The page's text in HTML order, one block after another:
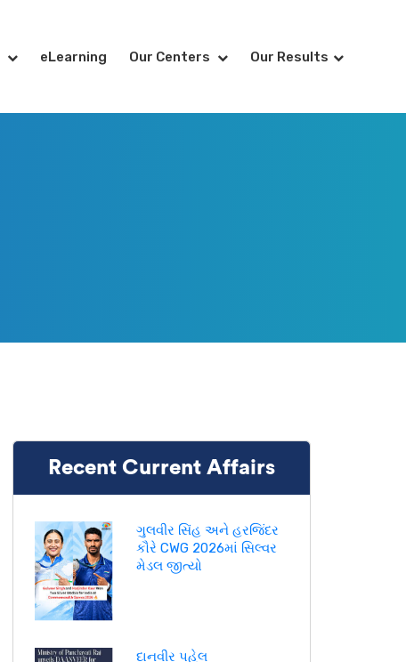
eLearning Our Centers Our Results
Recent Current Affairs
ગુલવીર સિંહ અને હરજિંદર
કૌરે CWG 2026માં સિલ્વર
મેડલ જીત્યો
દાનવીર પહેલ